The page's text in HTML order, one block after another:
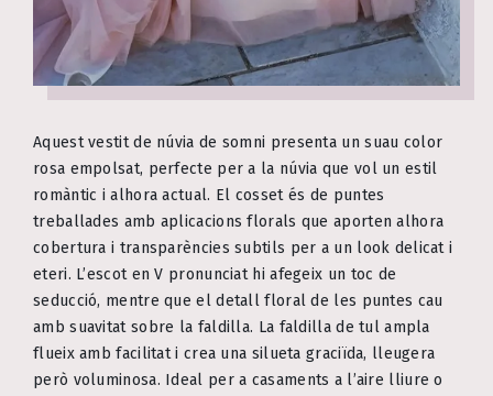
Aquest vestit de núvia de somni presenta un suau color
rosa empolsat, perfecte per a la núvia que vol un estil
romàntic i alhora actual. El cosset és de puntes
treballades amb aplicacions florals que aporten alhora
cobertura i transparències subtils per a un look delicat i
eteri. L’escot en V pronunciat hi afegeix un toc de
seducció, mentre que el detall floral de les puntes cau
amb suavitat sobre la faldilla. La faldilla de tul ampla
flueix amb facilitat i crea una silueta graciïda, lleugera
però voluminosa. Ideal per a casaments a l’aire lliure o